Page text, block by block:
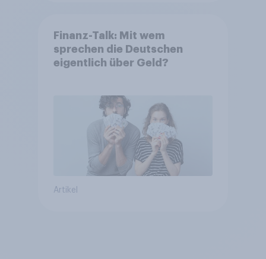
Finanz-Talk: Mit wem
sprechen die Deutschen
eigentlich über Geld?
Artikel